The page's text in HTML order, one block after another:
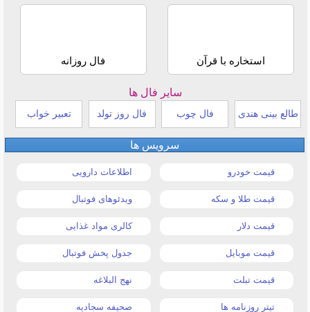
استخاره با قرآن فال روزانه
سایر فال ها
طالع بینی هندی فال چوب فال روز تولد تعبیر خواب
سرویس ها
قیمت خودرو اطلاعات دارویی
قیمت طلا و سکه ویدئوهای فوتبال
قیمت دلار کالری مواد غذایی
قیمت موبایل جدول پخش فوتبال
قیمت تبلت نهج البلاغه
تیتر روزنامه ها صحیفه سجادیه